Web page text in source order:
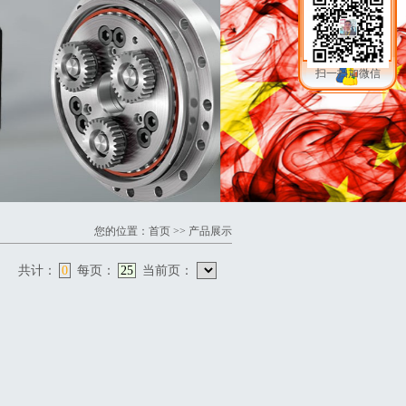
您的位置： 首页 >> 产品展示
共计： 0 每页： 25 当前页：
扫一扫加微信